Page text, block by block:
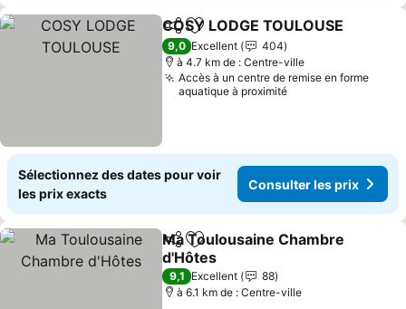
PartagerAjouter à mes favoris
COSY LODGE TOULOUSE
9,0 Excellent
404
à 4.7 km de : Centre-ville
Accès à un centre de remise en forme
aquatique à proximité
Sélectionnez des dates pour voir
les prix exacts
Consulter les prix
PartagerAjouter à mes favoris
Ma Toulousaine Chambre
d'Hôtes
9,1 Excellent
88
à 6.1 km de : Centre-ville